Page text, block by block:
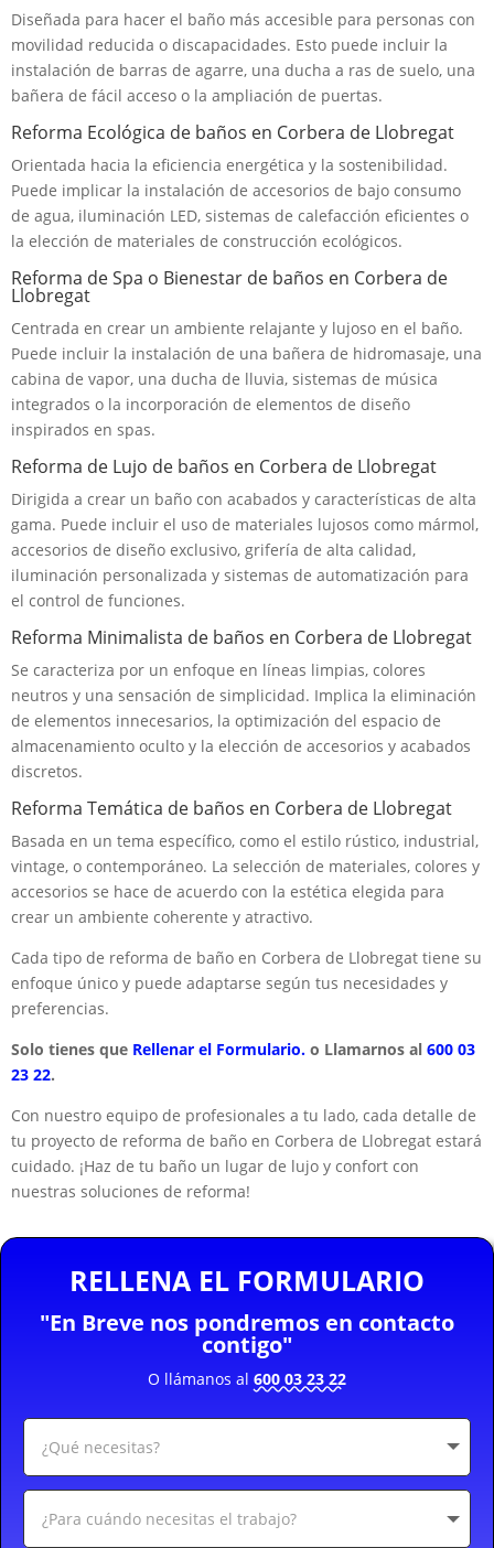
Diseñada para hacer el baño más accesible para personas con
movilidad reducida o discapacidades. Esto puede incluir la
instalación de barras de agarre, una ducha a ras de suelo, una
bañera de fácil acceso o la ampliación de puertas.
Reforma Ecológica de baños en Corbera de Llobregat
Orientada hacia la eficiencia energética y la sostenibilidad.
Puede implicar la instalación de accesorios de bajo consumo
de agua, iluminación LED, sistemas de calefacción eficientes o
la elección de materiales de construcción ecológicos.
Reforma de Spa o Bienestar de baños en Corbera de
Llobregat
Centrada en crear un ambiente relajante y lujoso en el baño.
Puede incluir la instalación de una bañera de hidromasaje, una
cabina de vapor, una ducha de lluvia, sistemas de música
integrados o la incorporación de elementos de diseño
inspirados en spas.
Reforma de Lujo de baños en Corbera de Llobregat
Dirigida a crear un baño con acabados y características de alta
gama. Puede incluir el uso de materiales lujosos como mármol,
accesorios de diseño exclusivo, grifería de alta calidad,
iluminación personalizada y sistemas de automatización para
el control de funciones.
Reforma Minimalista de baños en Corbera de Llobregat
Se caracteriza por un enfoque en líneas limpias, colores
neutros y una sensación de simplicidad. Implica la eliminación
de elementos innecesarios, la optimización del espacio de
almacenamiento oculto y la elección de accesorios y acabados
discretos.
Reforma Temática de baños en Corbera de Llobregat
Basada en un tema específico, como el estilo rústico, industrial,
vintage, o contemporáneo. La selección de materiales, colores y
accesorios se hace de acuerdo con la estética elegida para
crear un ambiente coherente y atractivo.
Cada tipo de reforma de baño en Corbera de Llobregat tiene su
enfoque único y puede adaptarse según tus necesidades y
preferencias.
Solo tienes que Rellenar el Formulario. o Llamarnos al 600 03
23 22.
Con nuestro equipo de profesionales a tu lado, cada detalle de
tu proyecto de reforma de baño en Corbera de Llobregat estará
cuidado. ¡Haz de tu baño un lugar de lujo y confort con
nuestras soluciones de reforma!
RELLENA EL FORMULARIO
"En Breve nos pondremos en contacto
contigo"
O llámanos al 600 03 23 22